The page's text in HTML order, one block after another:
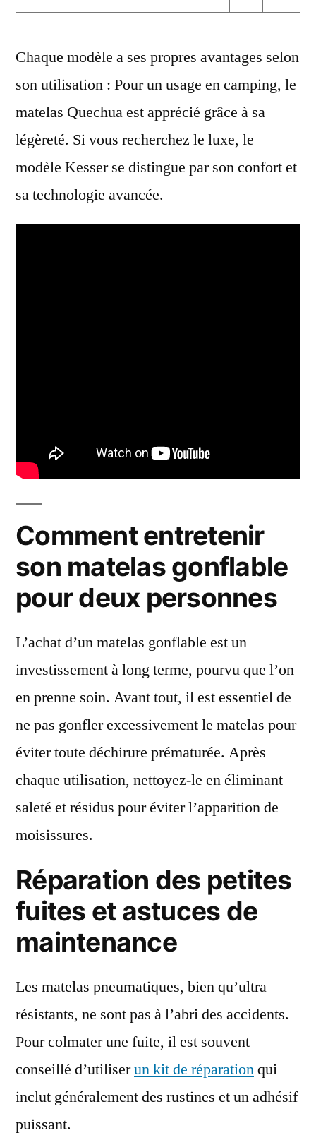
Chaque modèle a ses propres avantages selon
son utilisation : Pour un usage en camping, le
matelas Quechua est apprécié grâce à sa
légèreté. Si vous recherchez le luxe, le
modèle Kesser se distingue par son confort et
sa technologie avancée.
Comment entretenir
son matelas gonflable
pour deux personnes
L’achat d’un matelas gonflable est un
investissement à long terme, pourvu que l’on
en prenne soin. Avant tout, il est essentiel de
ne pas gonfler excessivement le matelas pour
éviter toute déchirure prématurée. Après
chaque utilisation, nettoyez-le en éliminant
saleté et résidus pour éviter l’apparition de
moisissures.
Réparation des petites
fuites et astuces de
maintenance
Les matelas pneumatiques, bien qu’ultra
résistants, ne sont pas à l’abri des accidents.
Pour colmater une fuite, il est souvent
conseillé d’utiliserun kit de réparationqui
inclut généralement des rustines et un adhésif
puissant.